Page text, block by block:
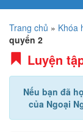
Trang chủ » Khóa
quyển 2
Luyện
Nếu bạn đã
của Ngoại